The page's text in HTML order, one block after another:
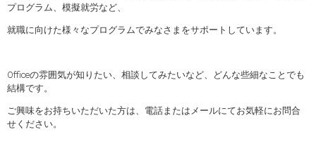
プログラム、模擬就労など、
就職に向けた様々なプログラムでみなさまをサポートしています。
Officeの雰囲気が知りたい、相談してみたいなど、どんな些細なことでも
結構です。
ご興味をお持ちいただいた方は、電話またはメールにてお気軽にお問合
せください。